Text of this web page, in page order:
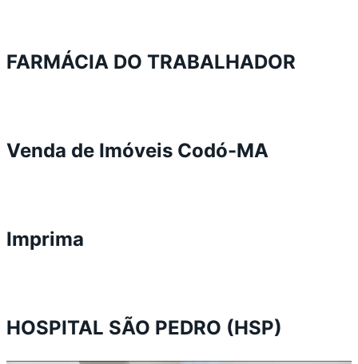
FARMÁCIA DO TRABALHADOR
Venda de Imóveis Codó-MA
Imprima
HOSPITAL SÃO PEDRO (HSP)